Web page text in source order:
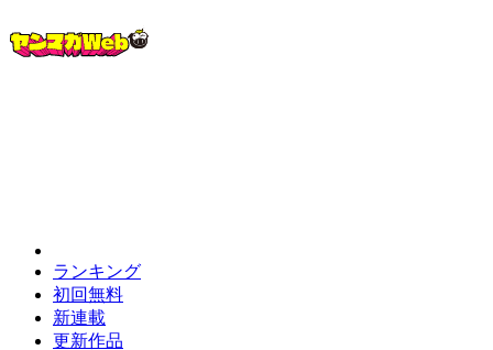
ランキング
初回無料
新連載
更新作品